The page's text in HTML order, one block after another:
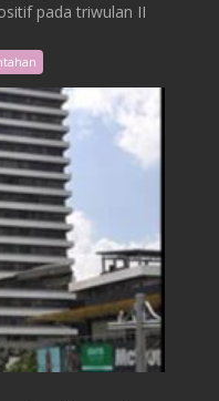
pada triwulan II